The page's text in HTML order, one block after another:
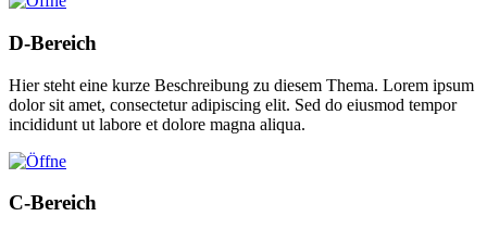
D-Bereich
Hier steht eine kurze Beschreibung zu diesem Thema. Lorem ipsum
dolor sit amet, consectetur adipiscing elit. Sed do eiusmod tempor
incididunt ut labore et dolore magna aliqua.
C-Bereich